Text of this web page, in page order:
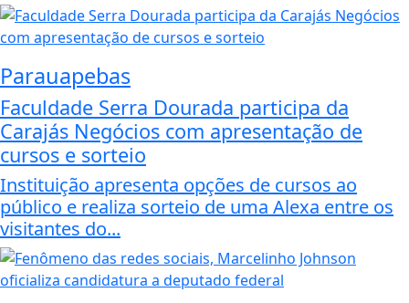
Parauapebas
Faculdade Serra Dourada participa da
Carajás Negócios com apresentação de
cursos e sorteio
Instituição apresenta opções de cursos ao
público e realiza sorteio de uma Alexa entre os
visitantes do...